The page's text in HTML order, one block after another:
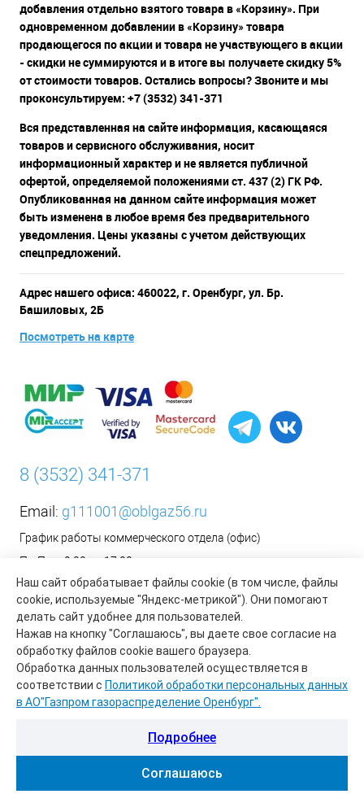
Наш сайт обрабатывает файлы cookie (в том числе, файлы
cookie, используемые "Яндекс-метрикой"). Они помогают
делать сайт удобнее для пользователей.
Нажав на кнопку "Соглашаюсь", вы даете свое согласие на
обработку файлов cookie вашего браузера.
Обработка данных пользователей осуществляется в
соответствии с Политикой обработки персональных данных
в АО"Газпром газораспределение Оренбург".
Подробнее
Соглашаюсь
добавления отдельно взятого товара в «Корзину». При
одновременном добавлении в «Корзину» товара
продающегося по акции и товара не участвующего в акции
- скидки не суммируются и в итоге вы получаете скидку 5%
от стоимости товаров. Остались вопросы? Звоните и мы
проконсультируем: +7 (3532) 341-371
Вся представленная на сайте информация, касающаяся
товаров и сервисного обслуживания, носит
информационный характер и не является публичной
офертой, определяемой положениями ст. 437 (2) ГК РФ.
Опубликованная на данном сайте информация может
быть изменена в любое время без предварительного
уведомления. Цены указаны с учетом действующих
спецпредложений.
Адрес нашего офиса: 460022, г. Оренбург, ул. Бр.
Башиловых, 2Б
Посмотреть на карте
8 (3532) 341-371
Email: g111001@oblgaz56.ru
График работы коммерческого отдела (офис)
Пн-Пт: с 9:00 до 17:00
Сб-Вс: Выходной
__________________________________________
Оформить заявку на установку бытового газового
оборудования возможно на сайте организации АО «Газпром
газораспределение Оренбург»:https://www.oblgaz56.ru/